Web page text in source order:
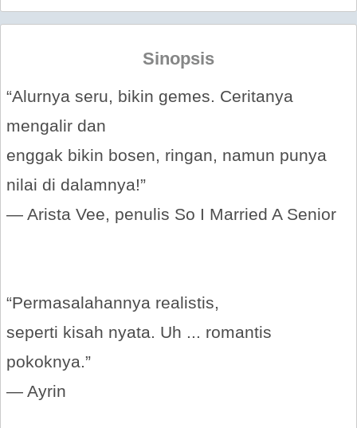
Sinopsis
“Alurnya seru, bikin gemes. Ceritanya
mengalir dan
enggak bikin bosen, ringan, namun punya
nilai di dalamnya!”
― Arista Vee, penulis So I Married A Senior
“Permasalahannya realistis,
seperti kisah nyata. Uh ... romantis
pokoknya.”
― Ayrin